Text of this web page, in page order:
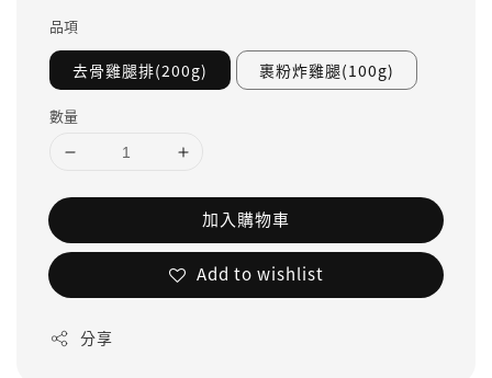
品項
去骨雞腿排(200g) 裹粉炸雞腿(100g)
數量
加入購物車
Add to wishlist
分享